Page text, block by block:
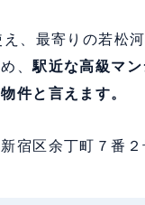
、最寄りの若松
、駅近な高級マ
件と言えます。
新宿区余丁町７番２